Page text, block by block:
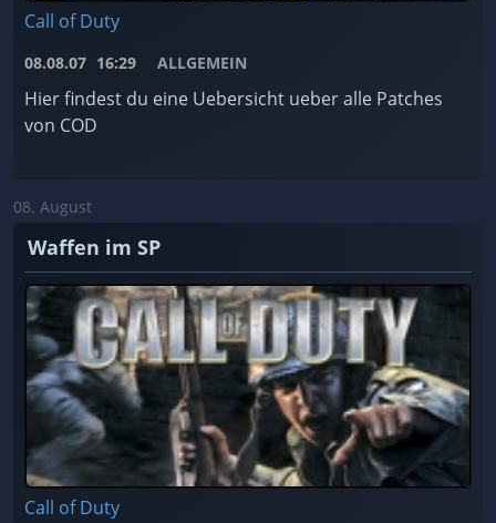
Call of Duty
08.08.07 16:29 ALLGEMEIN
Hier findest du eine Uebersicht ueber alle Patches
von COD
08. August
Waffen im SP
Call of Duty